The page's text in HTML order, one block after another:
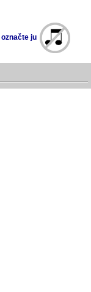
označte ju